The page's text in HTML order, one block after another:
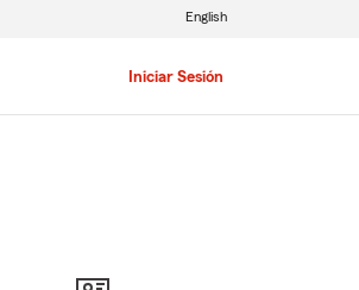
Iniciar Sesión
English